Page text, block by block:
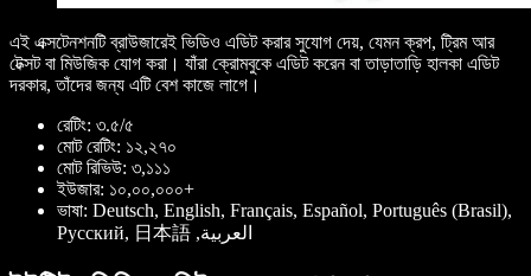
এই এক্সটেনশনটি ব্রাউজারেই ভিডিও এডিট করার সুযোগ দেয়, যেমন ক্রপ, ট্রিম আর
টেক্সট বা মিউজিক যোগ করা। যাঁরা ক্রোমবুকে এডিট করেন বা তাড়াতাড়ি হালকা এডিট
দরকার, তাঁদের জন্য এটি বেশ কাজে লাগে।
রেটিং: ৩.৫/৫
মোট রেটিং: ১২,২৭০
মোট রিভিউ: ৩,১১১
ইউজার: ১০,০০,০০০+
ভাষা: Deutsch, English, Français, Español, Português (Brasil),
Pусский, ‫العربية, 日本語